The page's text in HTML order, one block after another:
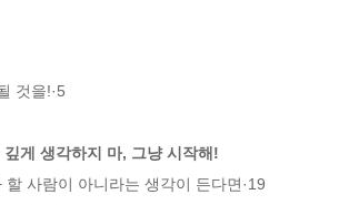
것을!·5
게 생각하지 마, 그냥 시작해!
할 사람이 아니라는 생각이 든다면·19